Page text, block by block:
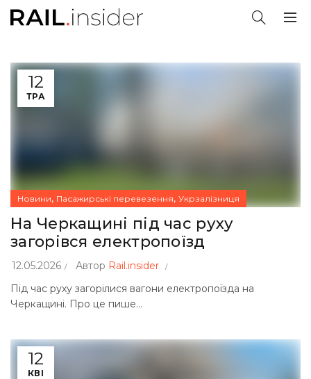
12
ТРА
Новини, Пасажирські перевезення, Укрзалізниця
На Черкащині під час руху
загорівся електропоїзд
12.05.2026 Автор Rail.insider
Під час руху загорілися вагони електропоїзда на
Черкащині. Про це пише...
12
КВІ